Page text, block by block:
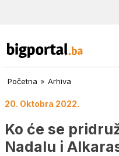
Početna » Arhiva
20. Oktobra 2022.
Ko će se
Nadalu i